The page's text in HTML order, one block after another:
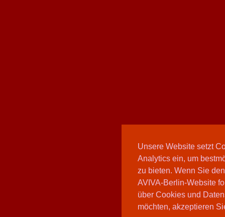
Unsere Website setzt
Analytics ein, um
zu bieten. Wenn Sie
AVIVA-Berlin-Website
über Cookies und
möchten, akzeptieren